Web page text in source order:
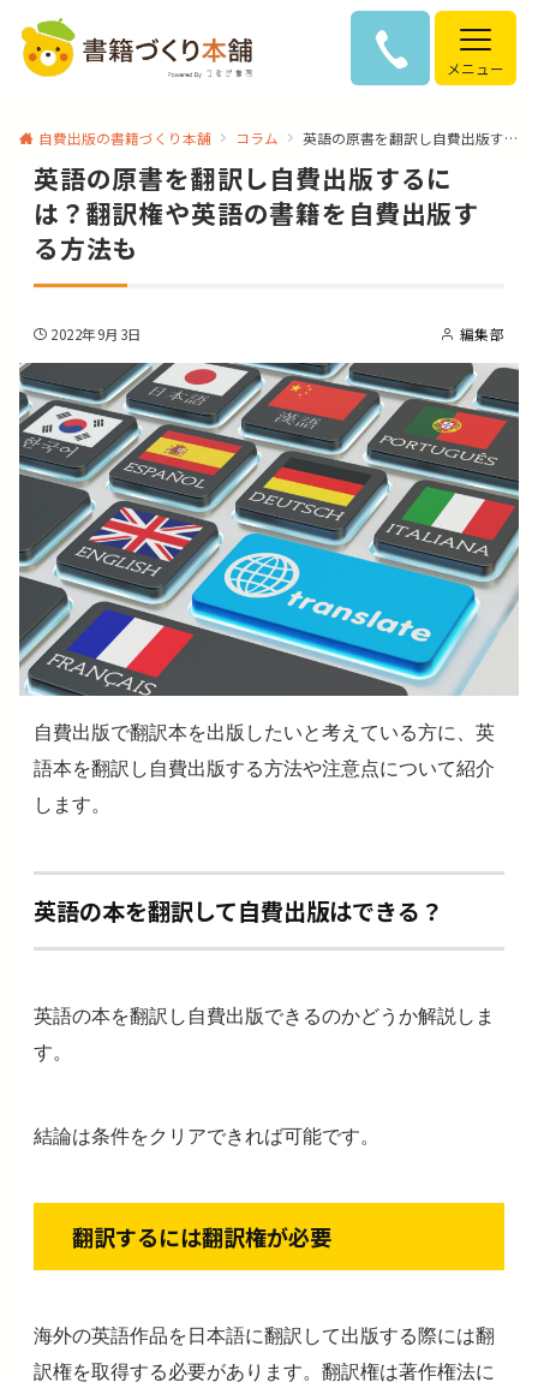
メニュー
自費出版の書籍づくり本舗 コラム 英語の原書を翻訳し自費出版するには？翻訳権や英語の書籍を自費出版する方法も
英語の原書を翻訳し自費出版するに
は？翻訳権や英語の書籍を自費出版す
る方法も
2022年9月3日 編集部
自費出版で翻訳本を出版したいと考えている方に、英
語本を翻訳し自費出版する方法や注意点について紹介
します。
英語の本を翻訳して自費出版はできる？
英語の本を翻訳し自費出版できるのかどうか解説しま
す。
結論は条件をクリアできれば可能です。
翻訳するには翻訳権が必要
海外の英語作品を日本語に翻訳して出版する際には翻
訳権を取得する必要があります。翻訳権は著作権法に